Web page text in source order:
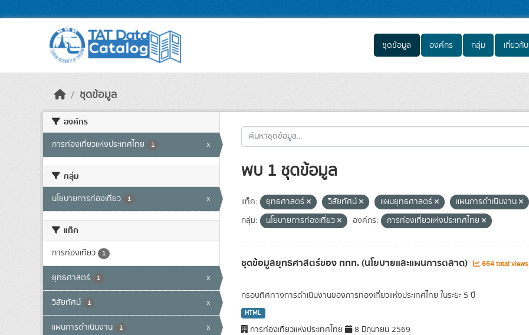
ชุดข้อมูล องค์กร กลุ่ม เกี่ยวกับ
ชุดข้อมูล
องค์กร
การท่องเที่ยวแห่งประเทศไทย 1 x
กลุ่ม
นโยบายการท่องเที่ยว 1 x
แท็ค
การท่องเที่ยว 1
ยุทธศาสตร์ 1 x
วิสัยทัศน์ 1 x
แผนการดำเนินงาน 1 x
พบ 1 ชุดข้อมูล
แท็ค: ยุทธศาสตร์ วิสัยทัศน์ แผนยุทธศาสตร์
แผนการดำเนินงาน
กลุ่ม:
นโยบายการท่องเที่ยว องค์กร: การท่องเที่ยวแห่งประเทศไทย
ชุดข้อมูลยุทธศาสตร์ของ ททท. (นโยบายและแผนการตลาด) 664 total views
กรอบทิศทางการดำเนินงานของการท่องเที่ยวแห่งประเทศไทย ในระยะ 5 ปี
HTML
การท่องเที่ยวแห่งประเทศไทย 8 มิถุนายน 2569